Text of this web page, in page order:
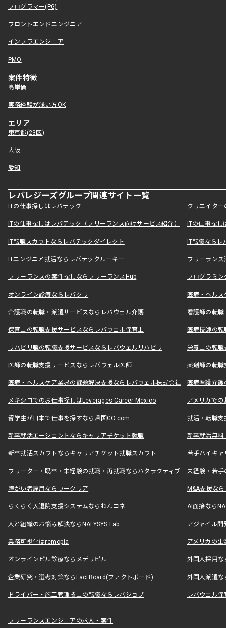
プログラマー(PG)
フロントエンドエンジニア
インフラエンジニア
PMO
案件特徴
高単価
実務経験が浅い方OK
エリア
東京都(23区)
大阪
愛知
レバレジーズグループ関連サイト一覧
ITの仕事探しはレバテック クリエイタ
ITの仕事探しはレバテック（フリーランス向けサービス紹介） ITの仕事探
IT転職スカウトならレバテックダイレクト IT転職なら
ITエンジニア就活ならレバテックルーキー フリーラン
フリーランスの案件探しならフリーランスHub プログラミ
オンライン診療ならレバクリ 医療・ヘル
介護職の転職・派遣サービスならレバウェル介護 看護師の転
保育士の転職支援サービスならレバウェル保育士 医療技師の
リハビリ職の転職支援サービスならレバウェルリハビリ 栄養士の転
医師の転職支援サービスならレバウェル医師 薬剤師の転
医療・ヘルスケア業界の課題解決支援ならレバウェル株式会社 医療看護介
メキシコでのお仕事探しはLeverages Career Mexico アメリカで
留学生が日本で仕事を探すなら帰国GO.com 就活・転職
新卒就活エージェントならキャリアチケット就職 新卒就活無料
新卒就活スカウトならキャリアチケット就職スカウト 若手ハイキ
フリーター・既卒・未経験の就職・再就職ならハタラクティブ 未経験・若手
障がい者雇用ならワークリア M&A支援な
らくらく入退院支援システムならわんコネ AI面接なら
人と組織のお悩み解決ならNALYSYS Lab. アジャイル
業務可視化はremopia アメリカの
オンラインピル診療ならメデリピル 外国人採用
企業研究・選考対策ならFactBoard(ファクトボード) 外国人派遣な
ドライバー・施工管理技士の転職ならレバジョブ レバウェル
フリーランスエンジニアの求人・案件